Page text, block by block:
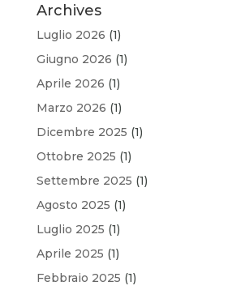
Archives
Luglio 2026 (1)
Giugno 2026 (1)
Aprile 2026 (1)
Marzo 2026 (1)
Dicembre 2025 (1)
Ottobre 2025 (1)
Settembre 2025 (1)
Agosto 2025 (1)
Luglio 2025 (1)
Aprile 2025 (1)
Febbraio 2025 (1)